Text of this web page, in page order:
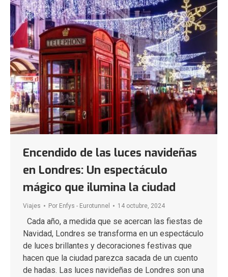
Encendido de las luces navideñas
en Londres: Un espectáculo
mágico que ilumina la ciudad
Viajes Por Enfys - Eurotunnel 14 octubre, 2024
Cada año, a medida que se acercan las fiestas de
Navidad, Londres se transforma en un espectáculo
de luces brillantes y decoraciones festivas que
hacen que la ciudad parezca sacada de un cuento
de hadas. Las luces navideñas de Londres son una